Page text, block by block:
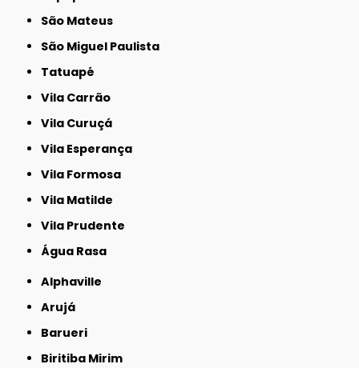
São Mateus
São Miguel Paulista
Tatuapé
Vila Carrão
Vila Curuçá
Vila Esperança
Vila Formosa
Vila Matilde
Vila Prudente
Água Rasa
Alphaville
Arujá
Barueri
Biritiba Mirim